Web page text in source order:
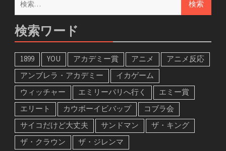
索:
検索ワード
1899 YOU アカデミー賞 アニメ
アニメ反応
アンブレラ・アカデミー
イカゲーム
ウィッチャー
エミリーパリへ行く
エミー賞
エリート
カウボーイビバップ
コブラ会
サイコだけど大丈夫
サンドマン
ザ・キング
ザ・クラウン
ザ・ジレンマ